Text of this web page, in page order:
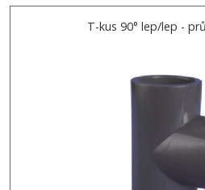
T-kus 90° lep/lep -